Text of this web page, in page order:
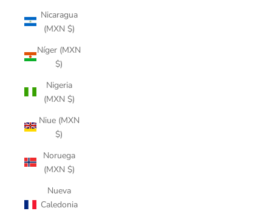
Nicaragua
(MXN $)
Níger (MXN
$)
Nigeria
(MXN $)
Niue (MXN
$)
Noruega
(MXN $)
Nueva
Caledonia